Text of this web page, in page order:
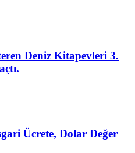
Deniz Kitapevleri 3.
Ücrete, Dolar Değer